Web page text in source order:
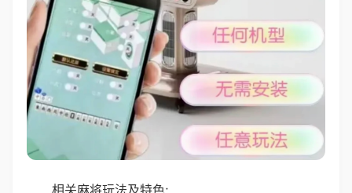
相关麻将玩法及特色;